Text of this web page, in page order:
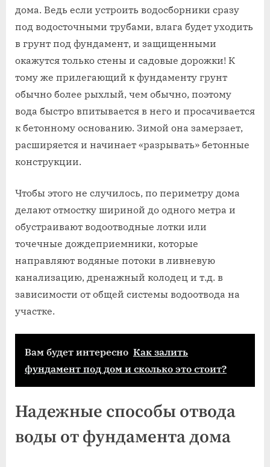
дома. Ведь если устроить водосборники сразу
под водосточными трубами, влага будет уходить
в грунт под фундамент, и защищенными
окажутся только стены и садовые дорожки! К
тому же прилегающий к фундаменту грунт
обычно более рыхлый, чем обычно, поэтому
вода быстро впитывается в него и просачивается
к бетонному основанию. Зимой она замерзает,
расширяется и начинает «разрывать» бетонные
конструкции.
Чтобы этого не случилось, по периметру дома
делают отмостку шириной до одного метра и
обустраивают водоотводные лотки или
точечные дождеприемники, которые
направляют водяные потоки в ливневую
канализацию, дренажный колодец и т.д. в
зависимости от общей системы водоотвода на
участке.
Вам будет интересно Как залить
фундамент под дом и сколько это стоит?
Надежные способы отвода
воды от фундамента дома